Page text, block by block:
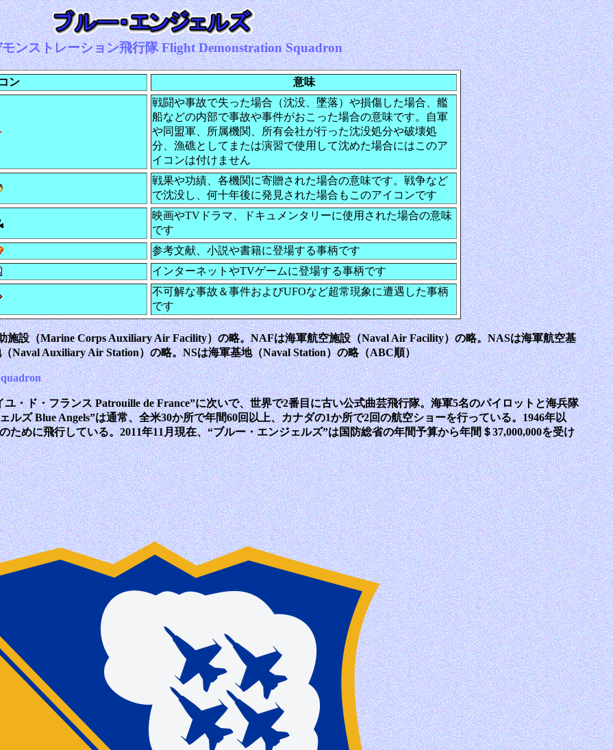
ンストレーション飛行隊 Flight Demonstration Squadron
ン
意味
戦闘や事故で失った場合（沈没、墜落）や損傷した場合、艦
船などの内部で事故や事件がおこった場合の意味です。自軍
や同盟軍、所属機関、所有会社が行った沈没処分や破壊処
分、漁礁としてまたは演習で使用して沈めた場合にはこのア
イコンは付けません
戦果や功績、各機関に寄贈された場合の意味です。戦争など
で沈没し、何十年後に発見された場合もこのアイコンです
映画やTVドラマ、ドキュメンタリーに使用された場合の意味
です
参考文献、小説や書籍に登場する事柄です
インターネットやTVゲームに登場する事柄です
不可解な事故＆事件およびUFOなど超常現象に遭遇した事柄
です
設（Marine Corps Auxiliary Air Facility）の略。NAFは海軍航空施設（Naval Air Facility）の略。NASは海軍航空基
Naval Auxiliary Air Station）の略。NSは海軍基地（Naval Station）の略（ABC順）
・ド・フランス Patrouille de France”に次いで、世界で2番目に古い公式曲芸飛行隊。海軍5名のパイロットと海兵隊
ズ Blue Angels”は通常、全米30か所で年間60回以上、カナダの1か所で2回の航空ショーを行っている。1946年以
ために飛行している。2011年11月現在、“ブルー・エンジェルズ”は国防総省の年間予算から年間＄37,000,000を受け